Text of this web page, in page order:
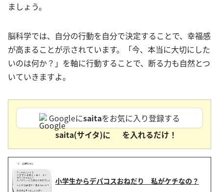
ましょう。
脳科学では、自分の行動を自分で決定することで、幸福感
が高まることが示されています。「今、本当に大切にした
いのは何か？」を軸に行動することで、断る力も自然とつ
いていきますよ。
Googleにsaitaをお気に入り登録する
saita(サイタ)に
を入れるだけ！
小学生からデパコスおねだり 私がケチなの？